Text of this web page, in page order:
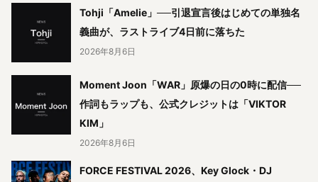
Tohji「Amelie」──引退宣言後はじめての単独名
義曲が、ラストライブ4日前に落ちた
2026年8月6日
Moment Joon「WAR」原爆の日の0時に配信──
作詞もラップも、公式クレジットは「VIKTOR
KIM」
2026年8月6日
FORCE FESTIVAL 2026、Key Glock・DJ